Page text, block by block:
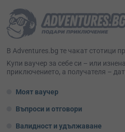
В Adventures.bg те чакат стотици
Kупи ваучер за себе си – или
приключението, а получателя –
Моят ваучер
Въпроси и отговори
Валидност и удължаване